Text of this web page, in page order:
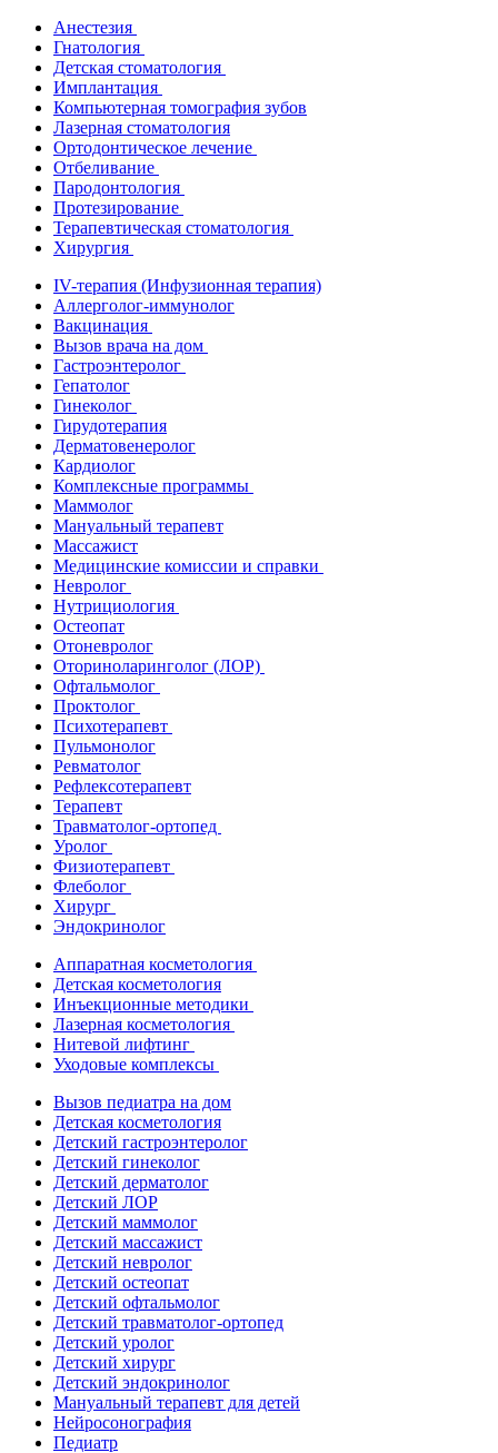
Анестезия
Гнатология
Детская стоматология
Имплантация
Компьютерная томография зубов
Лазерная стоматология
Ортодонтическое лечение
Отбеливание
Пародонтология
Протезирование
Терапевтическая стоматология
Хирургия
IV-терапия (Инфузионная терапия)
Аллерголог-иммунолог
Вакцинация
Вызов врача на дом
Гастроэнтеролог
Гепатолог
Гинеколог
Гирудотерапия
Дерматовенеролог
Кардиолог
Комплексные программы
Маммолог
Мануальный терапевт
Массажист
Медицинские комиссии и справки
Невролог
Нутрициология
Остеопат
Отоневролог
Оториноларинголог (ЛОР)
Офтальмолог
Проктолог
Психотерапевт
Пульмонолог
Ревматолог
Рефлексотерапевт
Терапевт
Травматолог-ортопед
Уролог
Физиотерапевт
Флеболог
Хирург
Эндокринолог
Аппаратная косметология
Детская косметология
Инъекционные методики
Лазерная косметология
Нитевой лифтинг
Уходовые комплексы
Вызов педиатра на дом
Детская косметология
Детский гастроэнтеролог
Детский гинеколог
Детский дерматолог
Детский ЛОР
Детский маммолог
Детский массажист
Детский невролог
Детский остеопат
Детский офтальмолог
Детский травматолог-ортопед
Детский уролог
Детский хирург
Детский эндокринолог
Мануальный терапевт для детей
Нейросонография
Педиатр